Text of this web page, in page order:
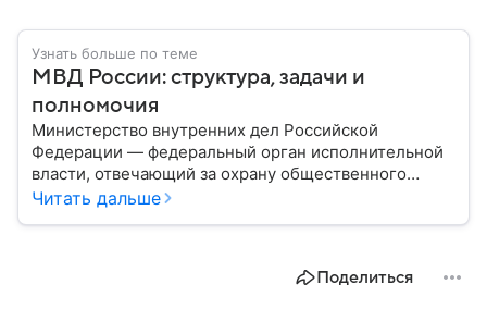
Узнать больше по теме
МВД России: структура, задачи и
полномочия
Министерство внутренних дел Российской
Федерации — федеральный орган исполнительной
власти, отвечающий за охрану общественного
порядка, борьбу с преступностью, обеспечение
России, какие задачи выполняет министерство, как
Читать дальше
Поделиться